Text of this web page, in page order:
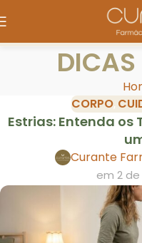
DICAS
CORPO,
Estrias: Entenda os
Curante
em 2 de